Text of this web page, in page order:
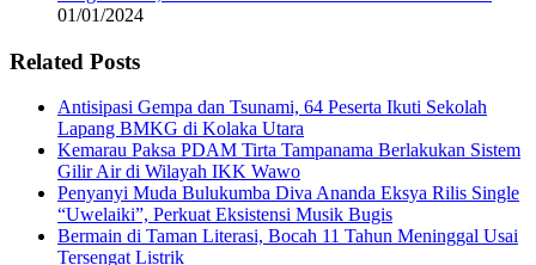
01/01/2024
Related Posts
Antisipasi Gempa dan Tsunami, 64 Peserta Ikuti Sekolah
Lapang BMKG di Kolaka Utara
Kemarau Paksa PDAM Tirta Tampanama Berlakukan Sistem
Gilir Air di Wilayah IKK Wawo
Penyanyi Muda Bulukumba Diva Ananda Eksya Rilis Single
“Uwelaiki”, Perkuat Eksistensi Musik Bugis
Bermain di Taman Literasi, Bocah 11 Tahun Meninggal Usai
Tersengat Listrik